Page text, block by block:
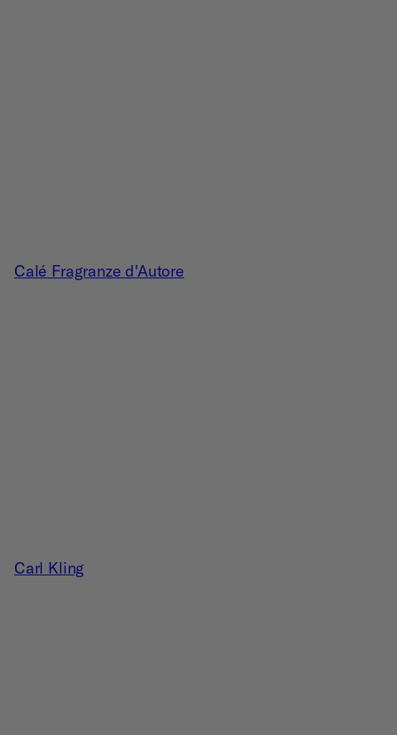
Calé Fragranze d'Autore
Carl Kling